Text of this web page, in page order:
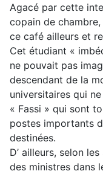
Agacé par cette
copain de chambre,
ce café ailleurs et
Cet étudiant «
ne pouvait pas
descendant de la
universitaires qui
« Fassi » qui sont
postes importants
destinées.
D’ ailleurs, selon
des ministres dans